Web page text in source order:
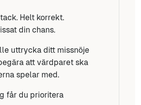
Helt korrekt.
din chans.
uttrycka ditt missnöje
att värdparet ska
spelar med.
får du prioritera